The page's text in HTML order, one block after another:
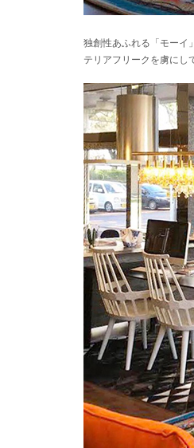
独創性あふれる「モーイ
テリアフリークを虜にし